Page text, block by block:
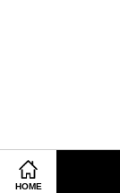
HOME